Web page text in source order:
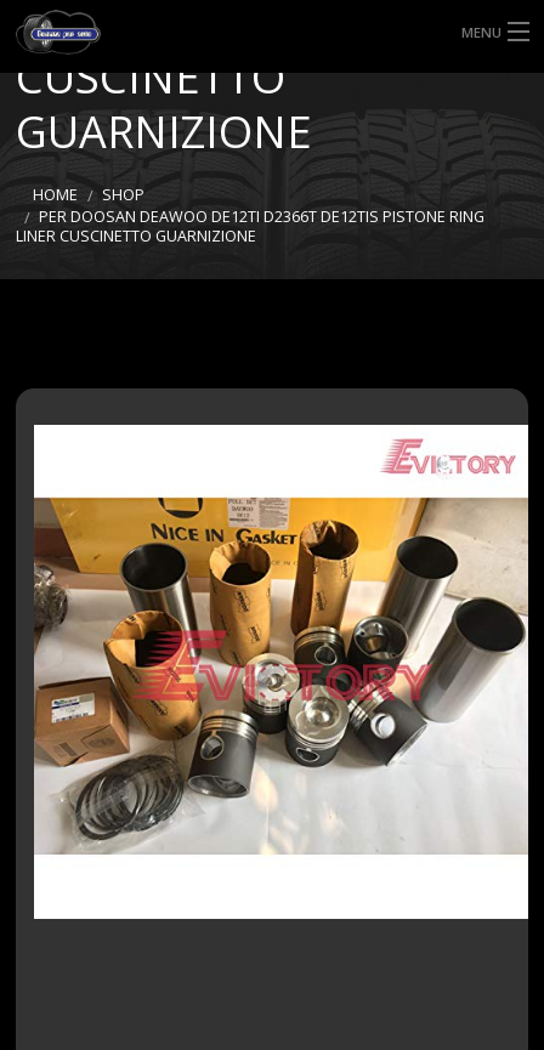
MENU
HOME
TIPI DI GOMME
MISURE GOMME
PISTONE RING LINER
CUSCINETTO
GUARNIZIONE
HOME
SHOP
PER DOOSAN DEAWOO DE12TI D2366T DE12TIS PISTONE RING
LINER CUSCINETTO GUARNIZIONE